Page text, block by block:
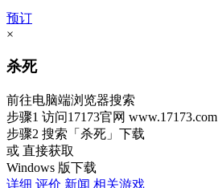
预订
×
杀死
前往电脑端浏览器搜索
步骤1 访问17173官网 www.17173.com
步骤2 搜索 「杀死」 下载
或 直接获取
Windows 版下载
详细 评价 新闻 相关游戏